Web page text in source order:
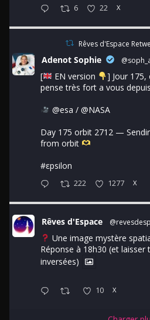
6 22 X
Rêves d'Espace
Adenot Sophie
[ EN version
] Jour
pense très fort a vous depuis
@esa / @NASA
Day 175 orbit 2712 —
from orbit
#εpsilon
222 1277 X
Rêves d'Espace
Une image mystère
Réponse à 18h30 (et
inversées)
10 X